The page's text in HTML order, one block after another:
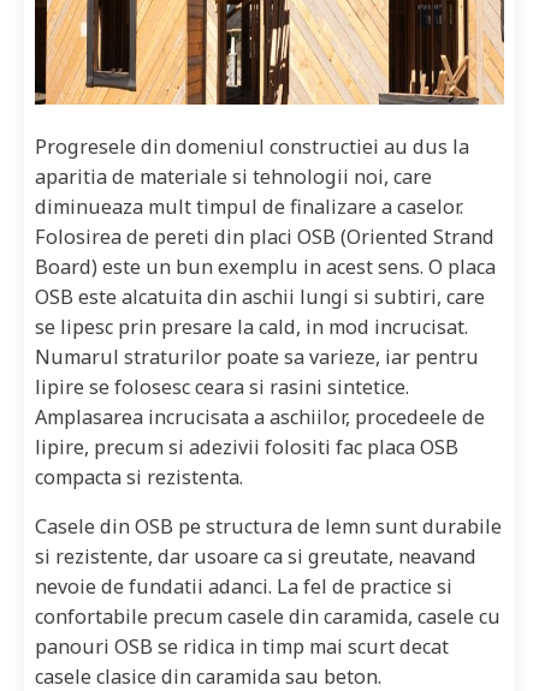
Progresele din domeniul constructiei au dus la
aparitia de materiale si tehnologii noi, care
diminueaza mult timpul de finalizare a caselor.
Folosirea de pereti din placi OSB (Oriented Strand
Board) este un bun exemplu in acest sens. O placa
OSB este alcatuita din aschii lungi si subtiri, care
se lipesc prin presare la cald, in mod incrucisat.
Numarul straturilor poate sa varieze, iar pentru
lipire se folosesc ceara si rasini sintetice.
Amplasarea incrucisata a aschiilor, procedeele de
lipire, precum si adezivii folositi fac placa OSB
compacta si rezistenta.
Casele din OSB pe structura de lemn sunt durabile
si rezistente, dar usoare ca si greutate, neavand
nevoie de fundatii adanci. La fel de practice si
confortabile precum casele din caramida, casele cu
panouri OSB se ridica in timp mai scurt decat
casele clasice din caramida sau beton.